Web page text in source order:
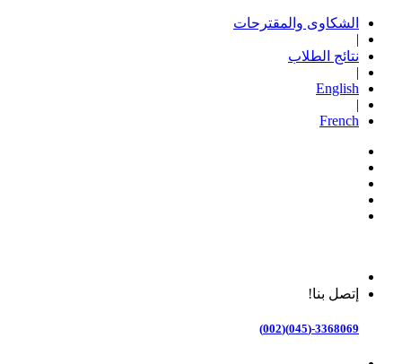
الشكاوى والمقترحات
|
نتائج الطلاب
|
English
|
French
إتصل بنا!
3368069-(045)(002)